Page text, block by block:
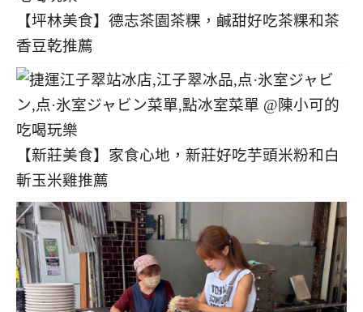
【坪林美食】德志茶園茶粿，鹹甜好吃茶粿和茶
香豆乾推薦
【新莊美食】家食心地，新莊好吃芋頭米粉和白
斬玉米雞推薦